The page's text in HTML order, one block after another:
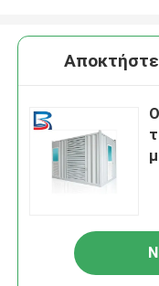
Αποκτήστε